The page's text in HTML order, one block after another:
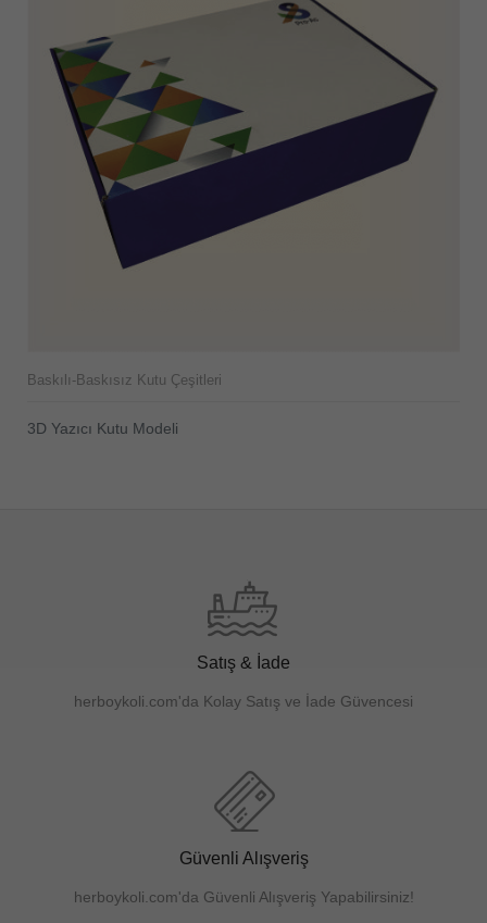
Baskılı-Baskısız Kutu Çeşitleri
3D Yazıcı Kutu Modeli
ÜRÜNÜ İNCELE
Satış & İade
herboykoli.com'da Kolay Satış ve İade Güvencesi
Güvenli Alışveriş
herboykoli.com'da Güvenli Alışveriş Yapabilirsiniz!